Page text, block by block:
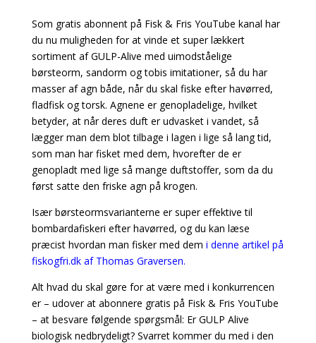
Som gratis abonnent på Fisk & Fris YouTube kanal har
du nu muligheden for at vinde et super lækkert
sortiment af GULP-Alive med uimodståelige
børsteorm, sandorm og tobis imitationer, så du har
masser af agn både, når du skal fiske efter havørred,
fladfisk og torsk. Agnene er genopladelige, hvilket
betyder, at når deres duft er udvasket i vandet, så
lægger man dem blot tilbage i lagen i lige så lang tid,
som man har fisket med dem, hvorefter de er
genopladt med lige så mange duftstoffer, som da du
først satte den friske agn på krogen.
Især børsteormsvarianterne er super effektive til
bombardafiskeri efter havørred, og du kan læse
præcist hvordan man fisker med dem i denne artikel på
fiskogfri.dk af Thomas Graversen.
Alt hvad du skal gøre for at være med i konkurrencen
er – udover at abonnere gratis på Fisk & Fris YouTube
– at besvare følgende spørgsmål: Er GULP Alive
biologisk nedbrydeligt? Svarret kommer du med i den